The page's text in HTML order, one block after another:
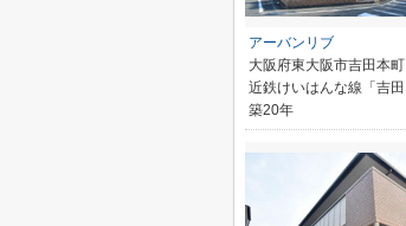
アーバンリブ
大阪府東大阪市吉田本町
近鉄けいはんな線「吉
築20年